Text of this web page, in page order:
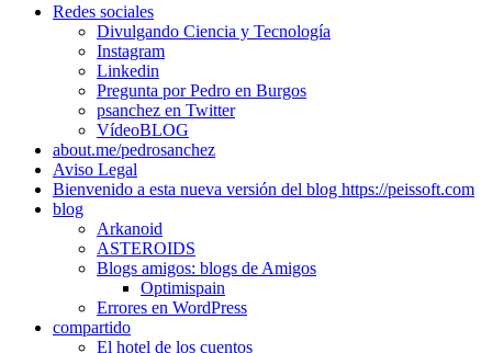
Redes sociales
Divulgando Ciencia y Tecnología
Instagram
Linkedin
Pregunta por Pedro en Burgos
psanchez en Twitter
VídeoBLOG
about.me/pedrosanchez
Aviso Legal
Bienvenido a esta nueva versión del blog https://peissoft.com
blog
Arkanoid
ASTEROIDS
Blogs amigos: blogs de Amigos
Optimispain
Errores en WordPress
compartido
El hotel de los cuentos